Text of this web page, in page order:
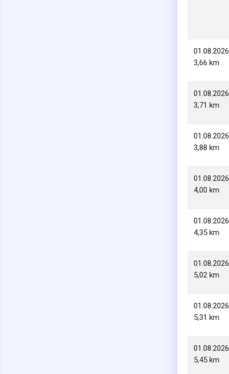
01.08.2026
3,66 km
01.08.2026
3,71 km
01.08.2026
3,88 km
01.08.2026
4,00 km
01.08.2026
4,35 km
01.08.2026
5,02 km
01.08.2026
5,31 km
01.08.2026
5,45 km